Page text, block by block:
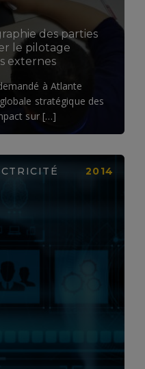
des parties
le pilotage
externes
à Atlante
stratégique des
sur […]
2014